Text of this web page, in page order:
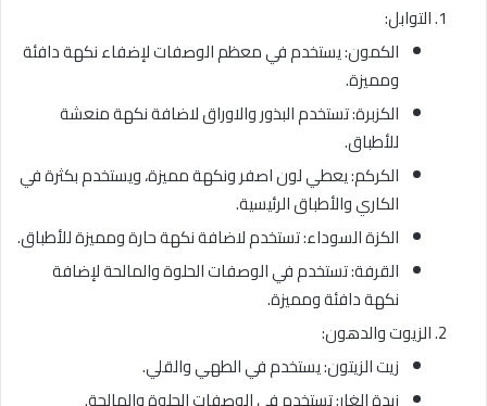
التوابل:
الكمون: يستخدم في معظم الوصفات لإضفاء نكهة دافئة
ومميزة.
الكزبرة: تستخدم البذور والاوراق لاضافة نكهة منعشة
للأطباق.
الكركم: يعطي لون اصفر ونكهة مميزة، ويستخدم بكثرة في
الكاري والأطباق الرئيسية.
الكزة السوداء: تستخدم لاضافة نكهة حارة ومميزة للأطباق.
القرفة: تستخدم في الوصفات الحلوة والمالحة لإضافة
نكهة دافئة ومميزة.
الزيوت والدهون:
زيت الزيتون: يستخدم في الطهي والقلي.
زبدة الغار: تستخدم في الوصفات الحلوة والمالحة.